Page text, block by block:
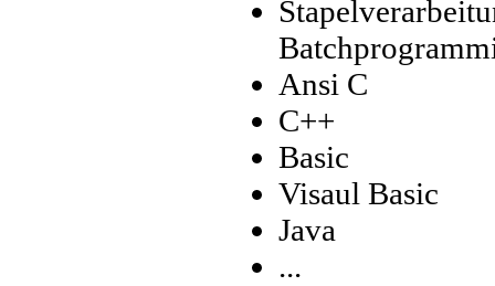
Ansi C
C++
Basic
Visaul Basic
Java
...